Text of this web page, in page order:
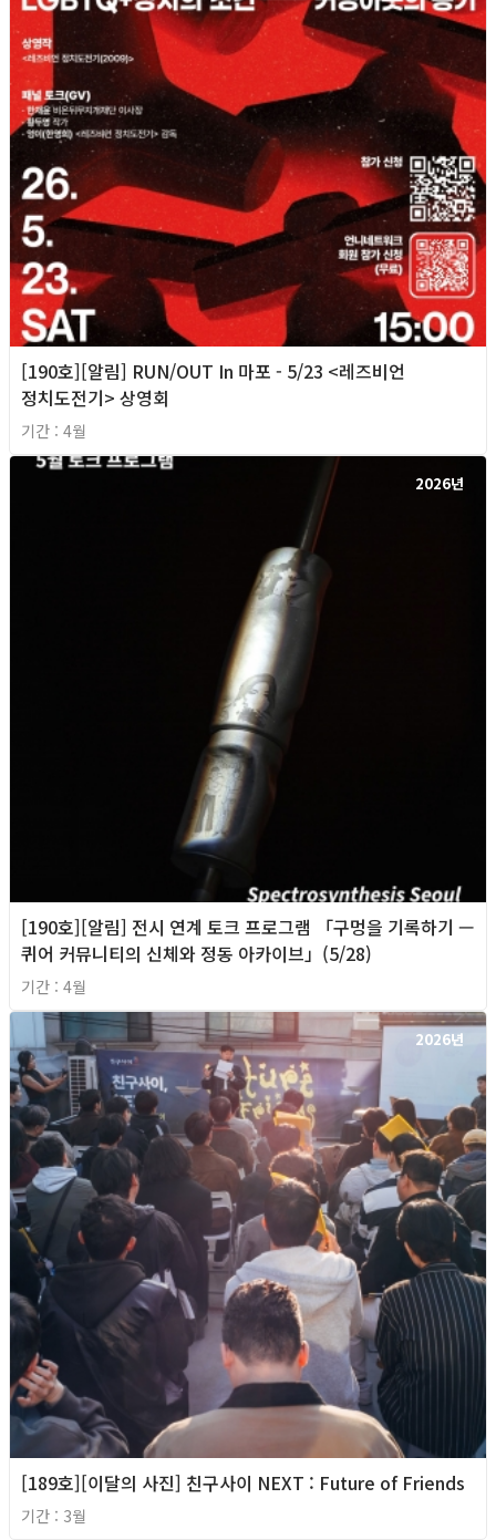
[190호][알림] RUN/OUT In 마포 - 5/23 <레즈비언
정치도전기> 상영회
기간 : 4월
2026년
[190호][알림] 전시 연계 토크 프로그램 「구멍을 기록하기 —
퀴어 커뮤니티의 신체와 정동 아카이브」(5/28)
기간 : 4월
2026년
[189호][이달의 사진] 친구사이 NEXT : Future of Friends
기간 : 3월